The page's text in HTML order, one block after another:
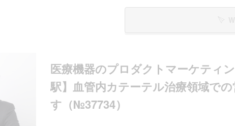
医療機器のプロダクトマーケティ
駅】血管内カテーテル治療領域で
す（№37734）